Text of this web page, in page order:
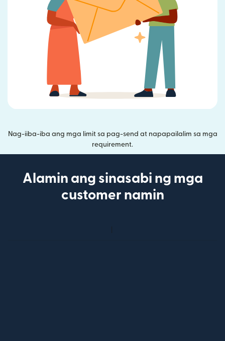
Nag-iiba-iba ang mga limit sa pag-send at napapailalim sa mga
requirement.
Alamin ang sinasabi ng mga
customer namin